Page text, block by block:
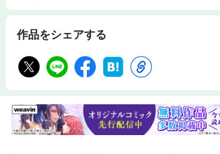
作品をシェアする